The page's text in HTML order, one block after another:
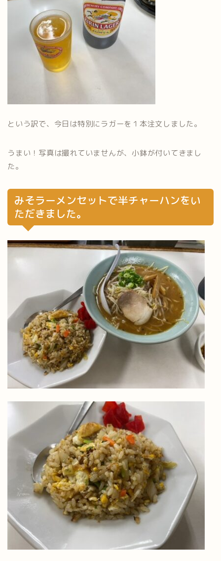
という訳で、今日は特別にラガーを１本注文しました。
うまい！写真は撮れていませんが、小鉢が付いてきまし
た。
みそラーメンセットで半チャーハンをい
ただきました。